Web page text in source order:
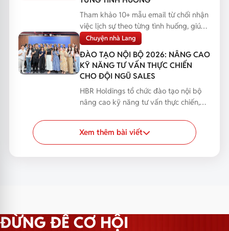
Tham khảo 10+ mẫu email từ chối nhận
việc lịch sự theo từng tình huống, giúp
bạn phản hồi...
Chuyện nhà Lang
ĐÀO TẠO NỘI BỘ 2026: NÂNG CAO
KỸ NĂNG TƯ VẤN THỰC CHIẾN
CHO ĐỘI NGŨ SALES
HBR Holdings tổ chức đào tạo nội bộ
nâng cao kỹ năng tư vấn thực chiến,
Xem thêm bài viết
ĐỪNG ĐỂ CƠ HỘI